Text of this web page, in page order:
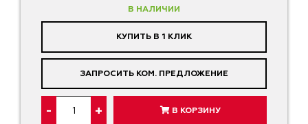
В НАЛИЧИИ
КУПИТЬ В 1 КЛИК
ЗАПРОСИТЬ КОМ. ПРЕДЛОЖЕНИЕ
- + В КОРЗИНУ